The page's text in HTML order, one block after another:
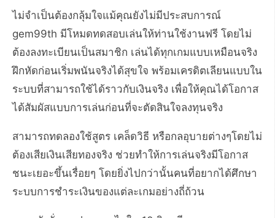
ไม่จำเป็นต้องกลุ้มใจแม้คุณยังไม่มีประสบการณ์
gem99th มีโหมดทดสอบเล่นให้ท่านใช้งานฟรี โดยไม่
ต้องลงทะเบียนเป็นสมาชิก เล่นได้ทุกเกมแบบเหมือนจริง
ฝึกหัดก่อนเริ่มพนันจริงได้สุขใจ พร้อมเครดิตเลียนแบบใน
ระบบที่สามารถใช้ได้ราวกับเงินจริง เพื่อให้คุณได้โอกาส
ได้สัมผัสแบบการเล่นก่อนที่จะตัดสินใจลงทุนจริง
สามารถทดลองใช้สูตร เคล็ดวิธี หรือกลอุบายต่างๆโดยไม่
ต้องเสียเงินเสียทองจริง ช่วยทำให้การเล่นจริงมีโอกาส
ชนะเยอะขึ้นเรื่อยๆ โดยยิ่งไปกว่านั้นคนที่อยากได้ศึกษา
ระบบการชำระเงินของแต่ละเกมอย่างถี่ถ้วน